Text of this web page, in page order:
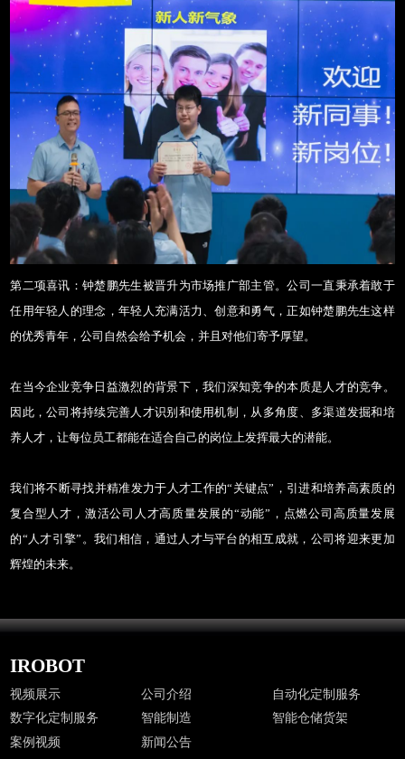
第二项喜讯：钟楚鹏先生被晋升为市场推广部主管。公司一直秉承着敢于
任用年轻人的理念，年轻人充满活力、创意和勇气，正如钟楚鹏先生这样
的优秀青年，公司自然会给予机会，并且对他们寄予厚望。
在当今企业竞争日益激烈的背景下，我们深知竞争的本质是人才的竞争。
因此，公司将持续完善人才识别和使用机制，从多角度、多渠道发掘和培
养人才，让每位员工都能在适合自己的岗位上发挥最大的潜能。
我们将不断寻找并精准发力于人才工作的“关键点”，引进和培养高素质的
复合型人才，激活公司人才高质量发展的“动能”，点燃公司高质量发展
的“人才引擎”。我们相信，通过人才与平台的相互成就，公司将迎来更加
辉煌的未来。
IROBOT
视频展示 公司介绍
自动化定制服务
数字化定制服务
智能制造
智能仓储货架
案例视频
新闻公告